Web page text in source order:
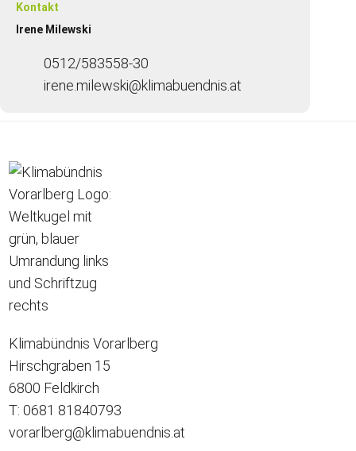
Kontakt
Irene Milewski
0512/583558-30
irene.milewski@klimabuendnis.at
Klimabündnis Vorarlberg
Hirschgraben 15
6800 Feldkirch
T: 0681 81840793
vorarlberg@klimabuendnis.at